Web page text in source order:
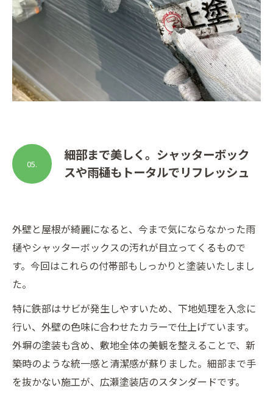
細部まで美しく。シャッターボック
スや雨樋もトータルでリフレッシュ
05.
外壁と屋根が綺麗になると、今まで気にならなかった雨
樋やシャッターボックスの汚れが目立ってくるもので
す。今回はこれらの付帯部もしっかりと塗装いたしまし
た。
特に鉄部はサビが発生しやすいため、下地処理を入念に
行い、外壁の色味に合わせたカラーで仕上げています。
外塀の塗装も含め、敷地全体の美観を整えることで、新
築時のような統一感と清潔感が蘇りました。細部まで手
を抜かない施工が、広瀬塗装店のスタンダードです。